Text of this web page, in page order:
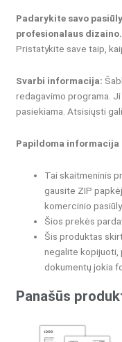
Padarykite savo
profesionalaus dizaino.
Pristatykite save taip,
Svarbi informacija:
redagavimo programa.
pasiekiama. Atsisiųsti
Papildoma
Tai skaitmeninis
gausite ZIP
komercinio
Šios prekės
Šis produktas
negalite kopijuoti,
dokumentų jokia
Panašūs